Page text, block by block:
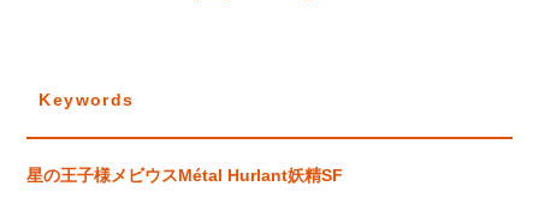
Keywords
星の王子様メビウスMétal Hurlant妖精SF